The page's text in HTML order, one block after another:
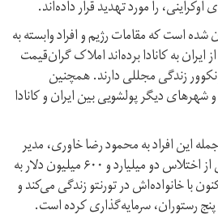
را مورد تهدید قرار داده‌اند.
است که مقامات رژیم و افراد وابسته به
ایران به کانادا برده‌اند املاک گران‌قیمت
زندگی مجللی دارند. همچنین
دیگر پولشویی بین ایران و کانادا
این افراد به محمود رضا خاوری، مدیر
قبلی بانک ملی ایران، که پس از اختلاس دو میلیارد و ۶۰۰ میلیون دلار به
با خانواده‌اش در تورنتو زندگی می‌کند و
رستوران، سرمایه‌گذاری کرده است.